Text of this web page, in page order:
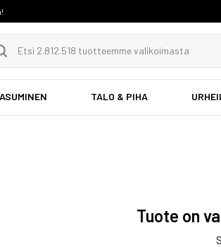
TALO & PIHA
Tuote on